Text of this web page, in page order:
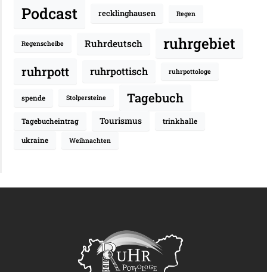
Podcast recklinghausen Regen
Regenscheibe Ruhrdeutsch ruhrgebiet
ruhrpott ruhrpottisch ruhrpottologe
spende Stolpersteine Tagebuch
Tagebucheintrag Tourismus trinkhalle
ukraine Weihnachten